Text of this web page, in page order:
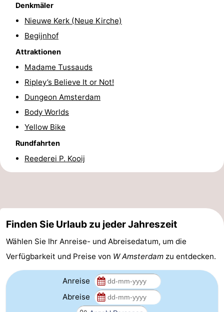
Radfahren
Wandern
Unterhaltung
Nachtleben
Essen
und
trinken
Einkäufen
Märkte
Homohauptstadt
Rotlichtviertel
Denkmäler
Nieuwe Kerk (Neue Kirche)
Begijnhof
Attraktionen
Madame Tussauds
Ripley’s Believe It or Not!
Dungeon Amsterdam
Body Worlds
Yellow Bike
Rundfahrten
Reederei P. Kooij
Finden Sie Urlaub zu jeder Jahreszeit
Wählen Sie Ihr Anreise- und Abreisedatum, um die
Verfügbarkeit und Preise von W Amsterdam zu entdecken.
Anreise
Abreise